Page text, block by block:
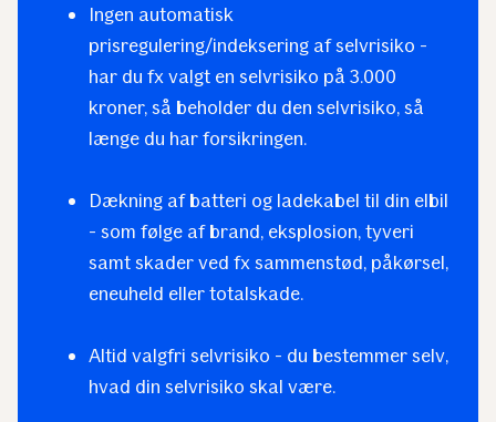
Ingen automatisk
prisregulering/indeksering af selvrisiko -
har du fx valgt en selvrisiko på 3.000
kroner, så beholder du den selvrisiko, så
længe du har forsikringen.
Dækning af batteri og ladekabel til din elbil
- som følge af brand, eksplosion, tyveri
samt skader ved fx sammenstød, påkørsel,
eneuheld eller totalskade.
Altid valgfri selvrisiko - du bestemmer selv,
hvad din selvrisiko skal være.